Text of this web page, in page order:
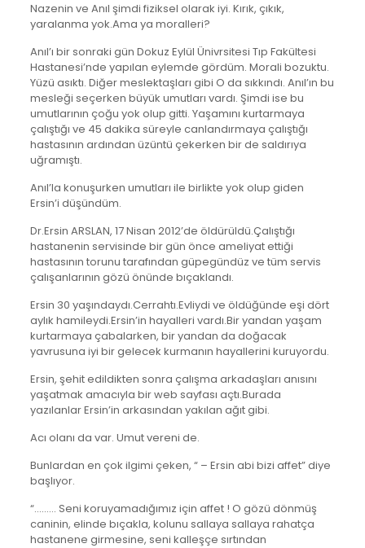
Nazenin ve Anıl şimdi fiziksel olarak iyi. Kırık, çıkık,
yaralanma yok.Ama ya moralleri?
Anıl’ı bir sonraki gün Dokuz Eylül Ünivrsitesi Tıp Fakültesi
Hastanesi’nde yapılan eylemde gördüm. Morali bozuktu.
Yüzü asıktı. Diğer meslektaşları gibi O da sıkkındı. Anıl’ın bu
mesleği seçerken büyük umutları vardı. Şimdi ise bu
umutlarının çoğu yok olup gitti. Yaşamını kurtarmaya
çalıştığı ve 45 dakika süreyle canlandırmaya çalıştığı
hastasının ardından üzüntü çekerken bir de saldırıya
uğramıştı.
Anıl’la konuşurken umutları ile birlikte yok olup giden
Ersin’i düşündüm.
Dr.Ersin ARSLAN, 17 Nisan 2012’de öldürüldü.Çalıştığı
hastanenin servisinde bir gün önce ameliyat ettiği
hastasının torunu tarafından güpegündüz ve tüm servis
çalışanlarının gözü önünde bıçaklandı.
Ersin 30 yaşındaydı.Cerrahtı.Evliydi ve öldüğünde eşi dört
aylık hamileydi.Ersin’in hayalleri vardı.Bir yandan yaşam
kurtarmaya çabalarken, bir yandan da doğacak
yavrusuna iyi bir gelecek kurmanın hayallerini kuruyordu.
Ersin, şehit edildikten sonra çalışma arkadaşları anısını
yaşatmak amacıyla bir web sayfası açtı.Burada
yazılanlar Ersin’in arkasından yakılan ağıt gibi.
Acı olanı da var. Umut vereni de.
Bunlardan en çok ilgimi çeken, “ – Ersin abi bizi affet” diye
başlıyor.
“……… Seni koruyamadığımız için affet ! O gözü dönmüş
caninin, elinde bıçakla, kolunu sallaya sallaya rahatça
hastanene girmesine, seni kalleşçe sırtından